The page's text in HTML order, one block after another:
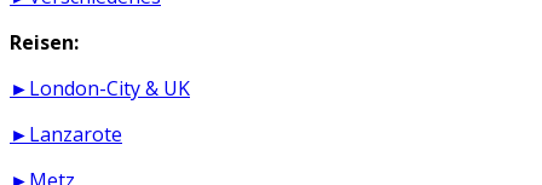
Reisen:
►London-City & UK
►Lanzarote